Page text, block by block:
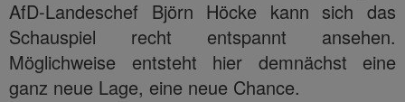
AfD-Landeschef Björn Höcke kann sich das
Schauspiel recht entspannt ansehen.
Möglichweise entsteht hier demnächst eine
ganz neue Lage, eine neue Chance.